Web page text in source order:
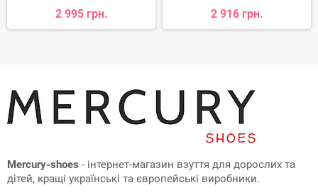
2 995 грн. 2 916 грн.
Mercury-shoes - інтернет-магазин взуття для дорослих та
дітей, кращі українські та європейські виробники.